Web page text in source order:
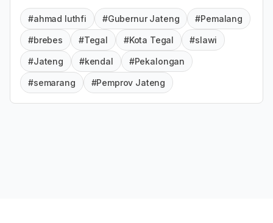
#ahmad luthfi #Gubernur Jateng #Pemalang
#brebes #Tegal #Kota Tegal #slawi
#Jateng #kendal #Pekalongan
#semarang #Pemprov Jateng